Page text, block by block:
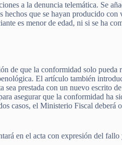
a la denuncia telemática. Se
que se hayan producido
es menor de edad, ni si se ha
de que la conformidad solo pueda
El artículo también
sea prestada con un nuevo escrito
asegurar que la conformidad ha
casos, el Ministerio Fiscal deberá
en el acta con expresión del fallo